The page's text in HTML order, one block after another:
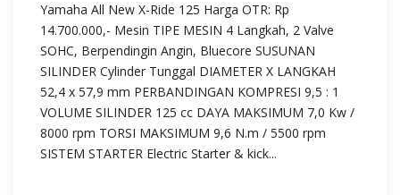
Yamaha All New X-Ride 125 Harga OTR: Rp
14.700.000,- Mesin TIPE MESIN 4 Langkah, 2 Valve
SOHC, Berpendingin Angin, Bluecore SUSUNAN
SILINDER Cylinder Tunggal DIAMETER X LANGKAH
52,4 x 57,9 mm PERBANDINGAN KOMPRESI 9,5 : 1
VOLUME SILINDER 125 cc DAYA MAKSIMUM 7,0 Kw /
8000 rpm TORSI MAKSIMUM 9,6 N.m / 5500 rpm
SISTEM STARTER Electric Starter & kick...